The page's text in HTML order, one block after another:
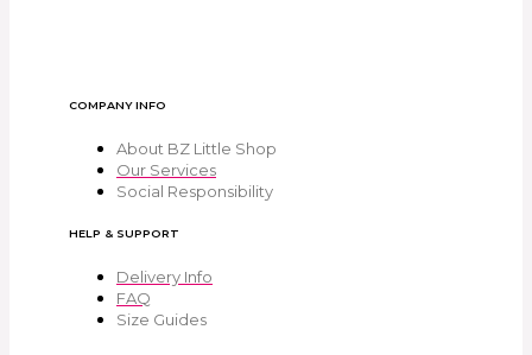
COMPANY INFO
About BZ Little Shop
Our Services
Social Responsibility
HELP & SUPPORT
Delivery Info
FAQ
Size Guides